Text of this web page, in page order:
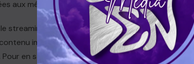
aux médias.
streaming de télévision en direct sur votre site
immédiat et engageant, mais il offre aussi
Pour en savoir plus sur les tendances et les